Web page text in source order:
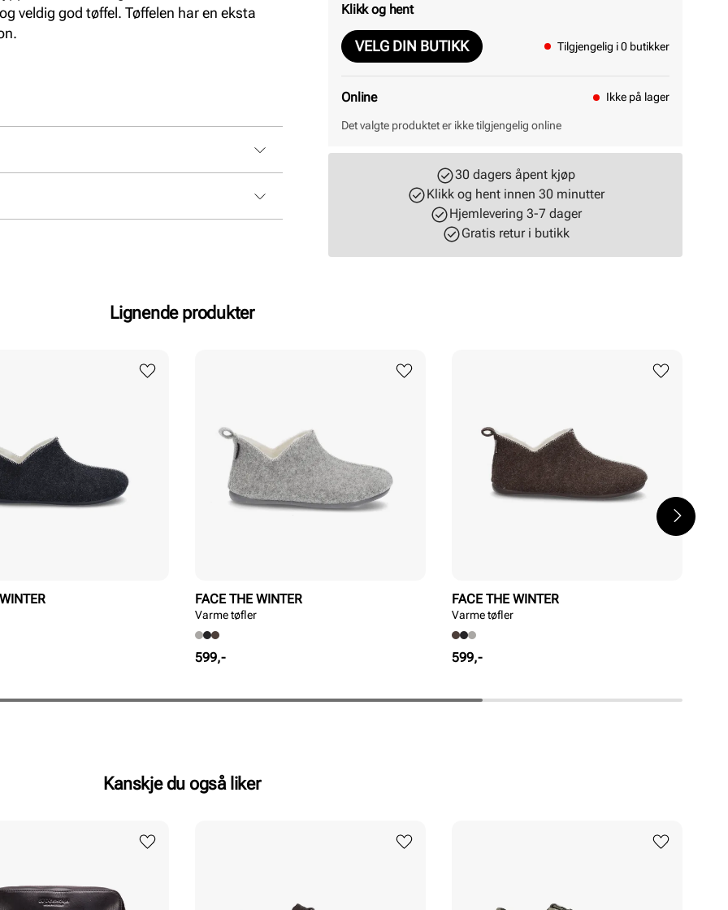
veldig god tøffel. Tøffelen har en eksta
Klikk og hent
VELG DIN BUTIKK Tilgjengelig i 0 butikker
Online Ikke på lager
Det valgte produktet er ikke tilgjengelig online
30 dagers åpent kjøp
Klikk og hent innen 30 minutter
Hjemlevering 3-7 dager
Gratis retur i butikk
Lignende produkter
FACE THE WINTER
Varme tøfler
Pris
599,-
FACE THE WINTER
Varme tøfler
Pris
599,-
Kanskje du også liker